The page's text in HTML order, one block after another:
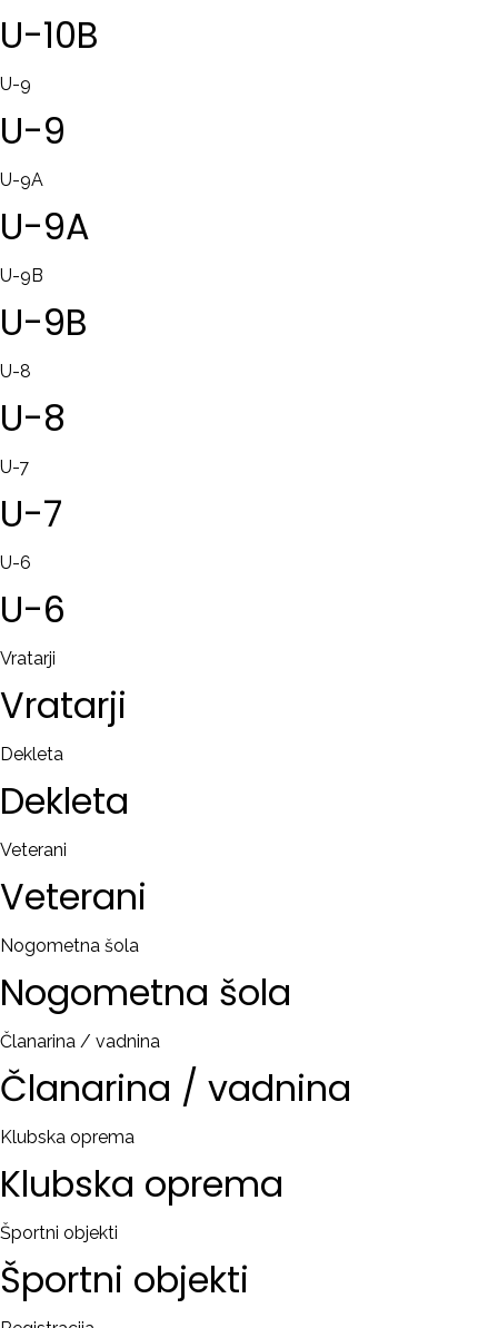
U-10B
U-9
U-9
U-9A
U-9A
U-9B
U-9B
U-8
U-8
U-7
U-7
U-6
U-6
Vratarji
Vratarji
Dekleta
Dekleta
Veterani
Veterani
Nogometna šola
Nogometna šola
Članarina / vadnina
Članarina / vadnina
Klubska oprema
Klubska oprema
Športni objekti
Športni objekti